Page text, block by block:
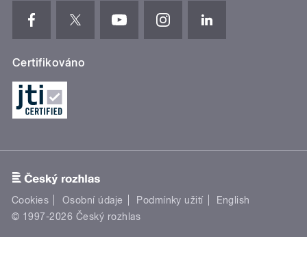
Certifikováno
Cookies Osobní údaje Podmínky užití
English
© 1997-2026 Český rozhlas